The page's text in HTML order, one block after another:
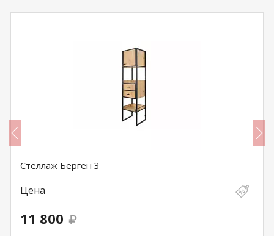
Стеллаж Берген 3
Цена
11 800